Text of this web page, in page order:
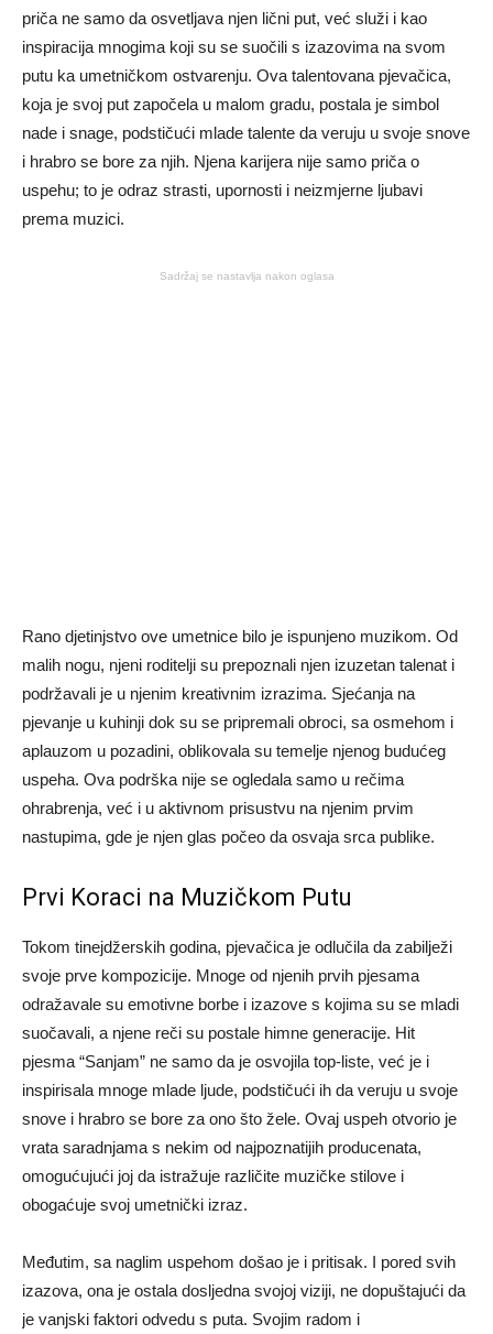
priča ne samo da osvetljava njen lični put, već služi i kao
inspiracija mnogima koji su se suočili s izazovima na svom
putu ka umetničkom ostvarenju. Ova talentovana pjevačica,
koja je svoj put započela u malom gradu, postala je simbol
nade i snage, podstičući mlade talente da veruju u svoje snove
i hrabro se bore za njih. Njena karijera nije samo priča o
uspehu; to je odraz strasti, upornosti i neizmjerne ljubavi
prema muzici.
Sadržaj se nastavlja nakon oglasa
Rano djetinjstvo ove umetnice bilo je ispunjeno muzikom. Od
malih nogu, njeni roditelji su prepoznali njen izuzetan talenat i
podržavali je u njenim kreativnim izrazima. Sjećanja na
pjevanje u kuhinji dok su se pripremali obroci, sa osmehom i
aplauzom u pozadini, oblikovala su temelje njenog budućeg
uspeha. Ova podrška nije se ogledala samo u rečima
ohrabrenja, već i u aktivnom prisustvu na njenim prvim
nastupima, gde je njen glas počeo da osvaja srca publike.
Prvi Koraci na Muzičkom Putu
Tokom tinejdžerskih godina, pjevačica je odlučila da zabilježi
svoje prve kompozicije. Mnoge od njenih prvih pjesama
odražavale su emotivne borbe i izazove s kojima su se mladi
suočavali, a njene reči su postale himne generacije. Hit
pjesma “Sanjam” ne samo da je osvojila top-liste, već je i
inspirisala mnoge mlade ljude, podstičući ih da veruju u svoje
snove i hrabro se bore za ono što žele. Ovaj uspeh otvorio je
vrata saradnjama s nekim od najpoznatijih producenata,
omogućujući joj da istražuje različite muzičke stilove i
obogaćuje svoj umetnički izraz.
Međutim, sa naglim uspehom došao je i pritisak. I pored svih
izazova, ona je ostala dosljedna svojoj viziji, ne dopuštajući da
je vanjski faktori odvedu s puta. Svojim radom i